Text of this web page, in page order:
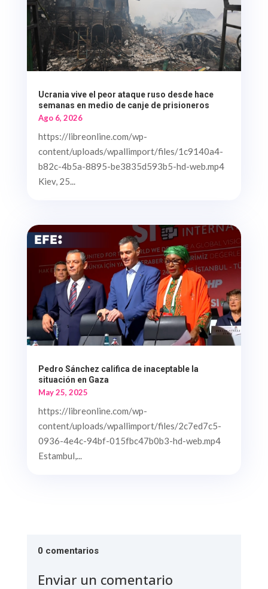
Ucrania vive el peor ataque ruso desde hace
semanas en medio de canje de prisioneros
Ago 6, 2026
https://libreonline.com/wp-
content/uploads/wpallimport/files/1c9140a4-
b82c-4b5a-8895-be3835d593b5-hd-web.mp4
Kiev, 25...
Pedro Sánchez califica de inaceptable la
situación en Gaza
May 25, 2025
https://libreonline.com/wp-
content/uploads/wpallimport/files/2c7ed7c5-
0936-4e4c-94bf-015fbc47b0b3-hd-web.mp4
Estambul,...
0 comentarios
Enviar un comentario